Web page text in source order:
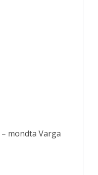
– mondta Varga